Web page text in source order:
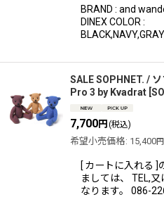
BRAND : and
DINEX COLOR :
SALE SOPHNET. /
Pro 3 by Kvadrat
7,700円 (税込)
希望小売価格: 15,400円
[ カートに入れる ]
ましては、 TEL,
なります。 086-